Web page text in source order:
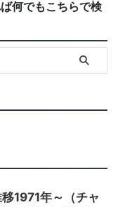
何でもこちらで検
1971年～（チャ